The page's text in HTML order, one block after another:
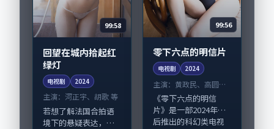
99:58
回望在城内拾起红
绿灯
电视剧 2024
主演： 河正宇、胡歌 等
若想了解法国合拍语
境下的悬疑表达，
99:56
零下六点的明信片
电视剧 2024
主演： 黄政民、高圆圆
等
《零下六点的明信
片》是一部2024年前
后推出的科幻类电视